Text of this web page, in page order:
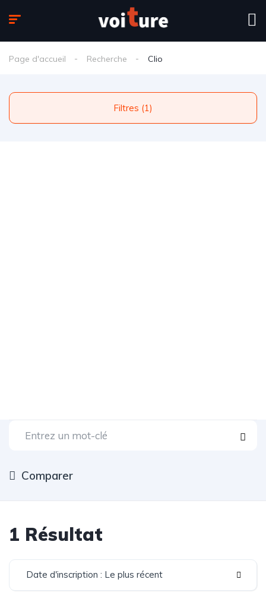
Page d'accueil Recherche Clio
Filtres (1)
Comparer
1 Résultat
Date d'inscription : Le plus récent